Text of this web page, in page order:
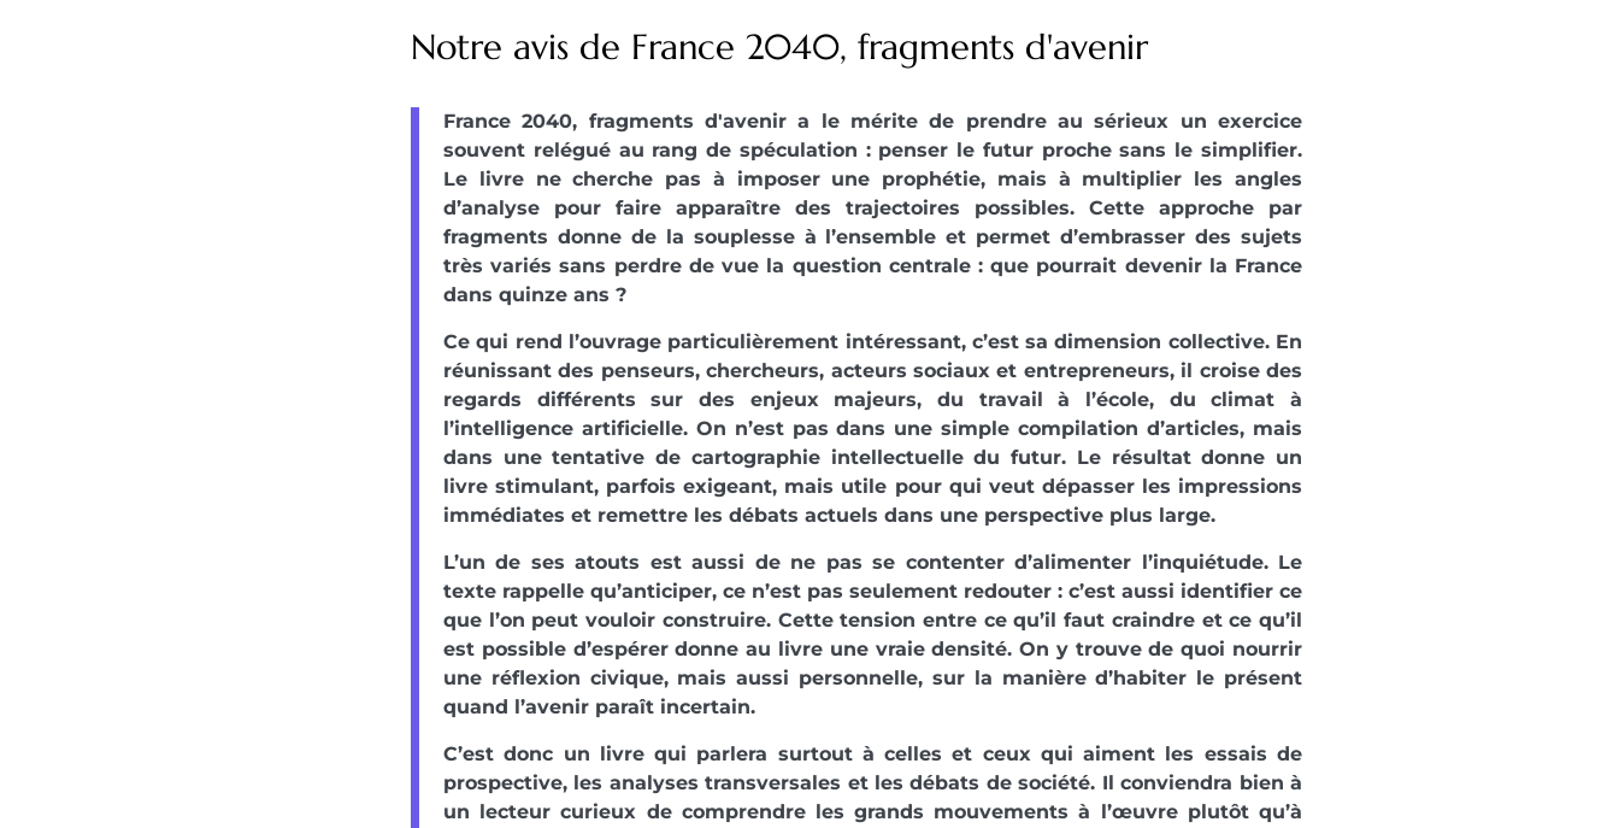
Notre avis de France 2040, fragments d'avenir
France 2040, fragments d'avenir a le mérite de prendre au sérieux un exercice
souvent relégué au rang de spéculation : penser le futur proche sans le simplifier.
Le livre ne cherche pas à imposer une prophétie, mais à multiplier les angles
d’analyse pour faire apparaître des trajectoires possibles. Cette approche par
fragments donne de la souplesse à l’ensemble et permet d’embrasser des sujets
très variés sans perdre de vue la question centrale : que pourrait devenir la France
dans quinze ans ?
Ce qui rend l’ouvrage particulièrement intéressant, c’est sa dimension collective. En
réunissant des penseurs, chercheurs, acteurs sociaux et entrepreneurs, il croise des
regards différents sur des enjeux majeurs, du travail à l’école, du climat à
l’intelligence artificielle. On n’est pas dans une simple compilation d’articles, mais
dans une tentative de cartographie intellectuelle du futur. Le résultat donne un
livre stimulant, parfois exigeant, mais utile pour qui veut dépasser les impressions
immédiates et remettre les débats actuels dans une perspective plus large.
L’un de ses atouts est aussi de ne pas se contenter d’alimenter l’inquiétude. Le
texte rappelle qu’anticiper, ce n’est pas seulement redouter : c’est aussi identifier ce
que l’on peut vouloir construire. Cette tension entre ce qu’il faut craindre et ce qu’il
est possible d’espérer donne au livre une vraie densité. On y trouve de quoi nourrir
une réflexion civique, mais aussi personnelle, sur la manière d’habiter le présent
quand l’avenir paraît incertain.
C’est donc un livre qui parlera surtout à celles et ceux qui aiment les essais de
prospective, les analyses transversales et les débats de société. Il conviendra bien à
un lecteur curieux de comprendre les grands mouvements à l’œuvre plutôt qu’à